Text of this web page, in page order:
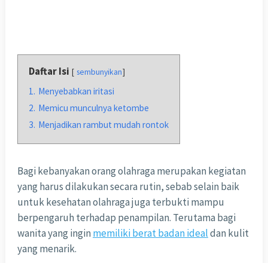
Daftar Isi sembunyikan
1. Menyebabkan iritasi
2. Memicu munculnya ketombe
3. Menjadikan rambut mudah rontok
Bagi kebanyakan orang olahraga merupakan kegiatan
yang harus dilakukan secara rutin, sebab selain baik
untuk kesehatan olahraga juga terbukti mampu
berpengaruh terhadap penampilan. Terutama bagi
wanita yang ingin memiliki berat badan idealdan kulit
yang menarik.